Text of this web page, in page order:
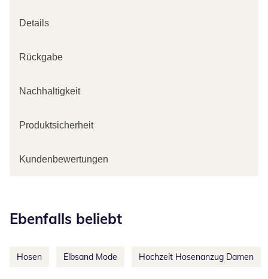
Details
Rückgabe
Nachhaltigkeit
Produktsicherheit
Kundenbewertungen
Ebenfalls beliebt
Hosen Elbsand Mode Hochzeit Hosenanzug Damen